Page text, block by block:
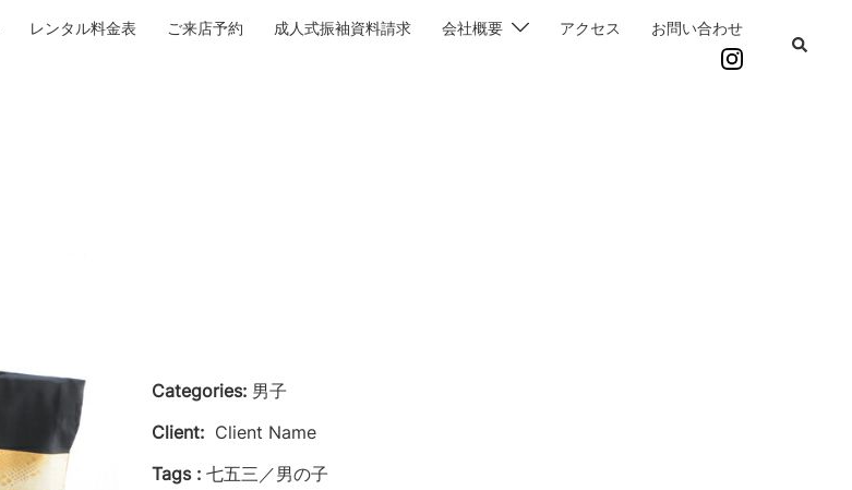
レンタル料金表 ご来店予約 成人式振袖資料請求 会社概要 アクセス お問い合わせ
Categories: 男子
Client: Client Name
Tags : 七五三／男の子